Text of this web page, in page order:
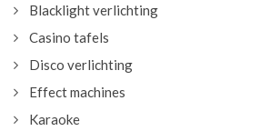
Blacklight verlichting
Casino tafels
Disco verlichting
Effect machines
Karaoke